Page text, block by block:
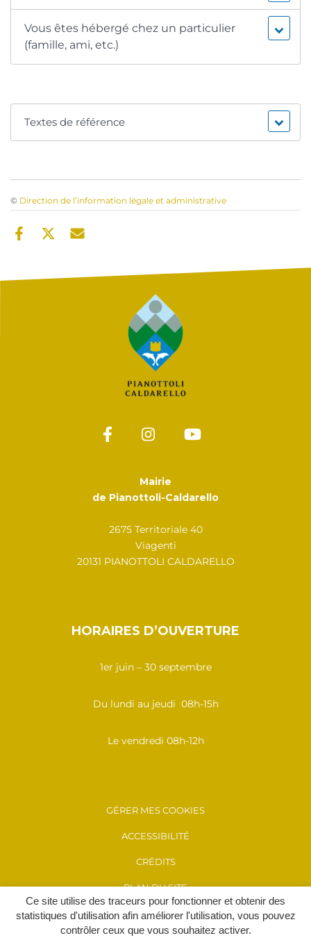
Ce site utilise des traceurs pour fonctionner et obtenir des
statistiques d'utilisation afin améliorer l'utilisation, vous pouvez
contrôler ceux que vous souhaitez activer.
Vous êtes hébergé chez un particulier
(famille, ami, etc.)
Textes de référence
© Direction de l’information légale et administrative
Mairie
de Pianottoli-Caldarello
2675 Territoriale 40
Viagenti
20131 PIANOTTOLI CALDARELLO
HORAIRES D’OUVERTURE
1er juin – 30 septembre
Du lundi au jeudi 08h-15h
Le vendredi 08h-12h
GÉRER MES COOKIES
ACCESSIBILITÉ
CRÉDITS
PLAN DU SITE
MENTIONS LÉGALES
POLITIQUE DE CONFIDENTIALITÉ